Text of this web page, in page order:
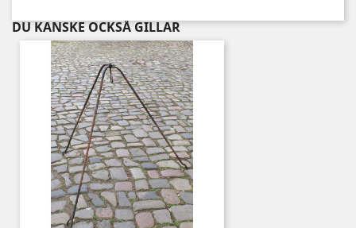
DU KANSKE OCKSÅ GILLAR